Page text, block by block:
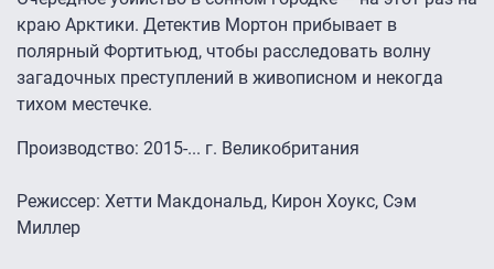
краю Арктики. Детектив Мортон прибывает в
полярный Фортитьюд, чтобы расследовать волну
загадочных преступлений в живописном и некогда
тихом местечке.
Производство: 2015-... г. Великобритания
Режиссер: Хетти Макдональд, Кирон Хоукс, Сэм
Миллер